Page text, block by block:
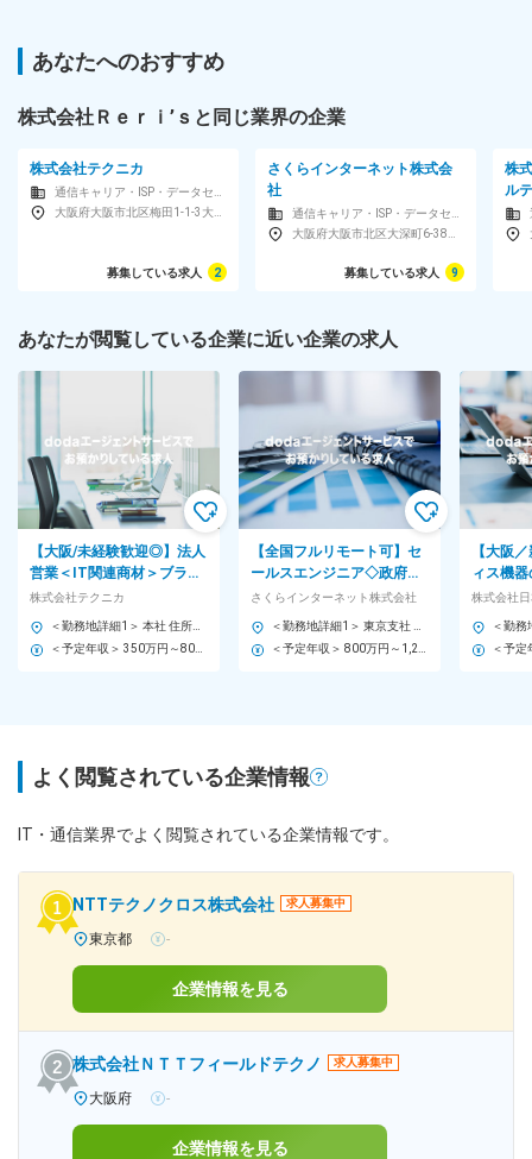
あなたへのおすすめ
株式会社Ｒｅｒｉ’ｓと同じ業界の企業
株式会社テクニカ
募集している求人 2
さくらインターネット株式会
社
募集している求人 9
株
ル
あなたが閲覧している企業に近い企業の求人
【大阪/未経験歓迎◎】法人
営業＜IT関連商材＞ブラン
ド力◎賞与年2～3回＋イン
センで高収入目指す
株式会社テクニカ
【全国フルリモート可】セ
ールスエンジニア◇政府認
定・国産クラウド◇顧客課
題解決◇フレックス
さくらインターネット株式会社
【大阪
ィス機
センテ
可／未
よく閲覧されている企業情報
IT・通信業界でよく閲覧されている企業情報です。
NTTテクノクロス株式会社 求人募集中
東京都 -
企業情報を見る
株式会社ＮＴＴフィールドテクノ 求人募集中
大阪府 -
企業情報を見る